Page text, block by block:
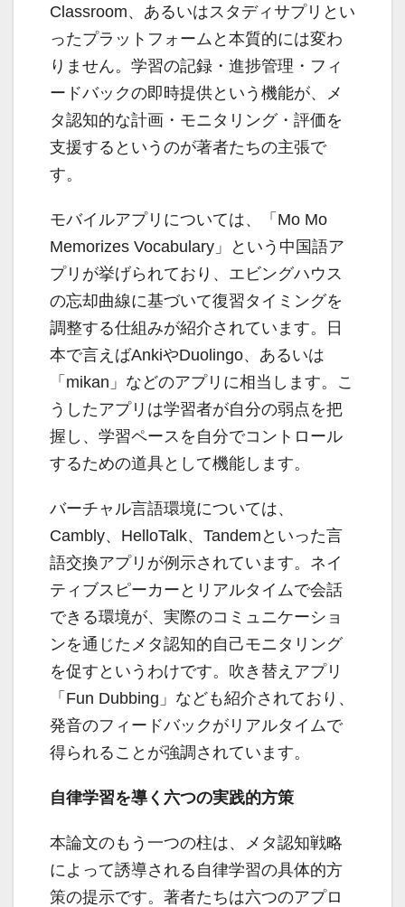
Classroom、あるいはスタディサプリとい
ったプラットフォームと本質的には変わ
りません。学習の記録・進捗管理・フィ
ードバックの即時提供という機能が、メ
タ認知的な計画・モニタリング・評価を
支援するというのが著者たちの主張で
す。
モバイルアプリについては、「Mo Mo
Memorizes Vocabulary」という中国語ア
プリが挙げられており、エビングハウス
の忘却曲線に基づいて復習タイミングを
調整する仕組みが紹介されています。日
本で言えばAnkiやDuolingo、あるいは
「mikan」などのアプリに相当します。こ
うしたアプリは学習者が自分の弱点を把
握し、学習ペースを自分でコントロール
するための道具として機能します。
バーチャル言語環境については、
Cambly、HelloTalk、Tandemといった言
語交換アプリが例示されています。ネイ
ティブスピーカーとリアルタイムで会話
できる環境が、実際のコミュニケーショ
ンを通じたメタ認知的自己モニタリング
を促すというわけです。吹き替えアプリ
「Fun Dubbing」なども紹介されており、
発音のフィードバックがリアルタイムで
得られることが強調されています。
自律学習を導く六つの実践的方策
本論文のもう一つの柱は、メタ認知戦略
によって誘導される自律学習の具体的方
策の提示です。著者たちは六つのアプロ